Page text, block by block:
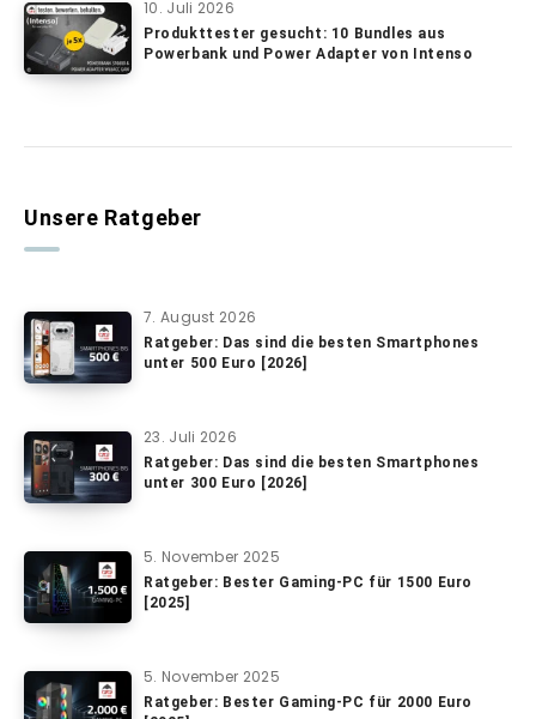
10. Juli 2026
Produkttester gesucht: 10 Bundles aus
Powerbank und Power Adapter von Intenso
Unsere Ratgeber
7. August 2026
Ratgeber: Das sind die besten Smartphones
unter 500 Euro [2026]
23. Juli 2026
Ratgeber: Das sind die besten Smartphones
unter 300 Euro [2026]
5. November 2025
Ratgeber: Bester Gaming-PC für 1500 Euro
[2025]
5. November 2025
Ratgeber: Bester Gaming-PC für 2000 Euro